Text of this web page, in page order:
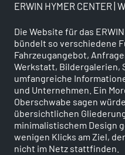
ERWIN HYMER CENTER |
Die Website für das
bündelt so verschiedene
Fahrzeugangebot,
Werkstatt, Bildergalerien,
umfangreiche
und Unternehmen. Ein
Oberschwabe sagen
übersichtlichen
minimalistischem Design
wenigen Klicks am Ziel,
nicht im Netz stattfinden.